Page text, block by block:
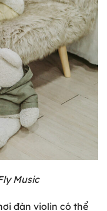
Music
đàn violin có thể